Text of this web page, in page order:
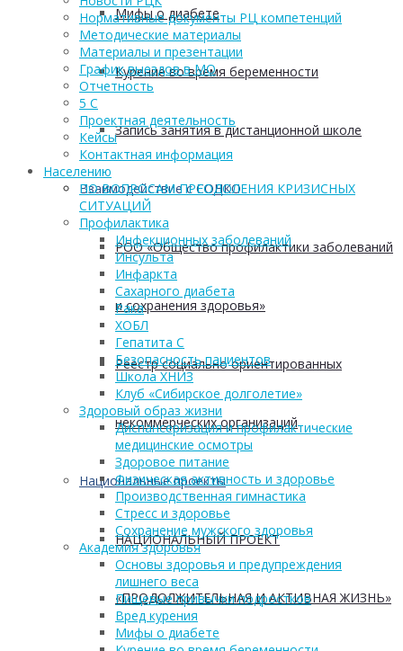
Мифы о диабете
Курение во время беременности
Запись занятия в дистанционной школе
Взаимодействие с СОНКО
РОО «Общество профилактики заболеваний
и сохранения здоровья»
Реестр социально ориентированных
некоммерческих организаций
Национальные проекты
НАЦИОНАЛЬНЫЙ ПРОЕКТ
«ПРОДОЛЖИТЕЛЬНАЯ И АКТИВНАЯ ЖИЗНЬ»
Нормативные документы РЦ компетенций
Методические материалы
Материалы и презентации
График выездов в МО
Отчетность
5 С
Проектная деятельность
Кейсы
Контактная информация
Населению
ПО ВОПРОСАМ ПРЕОДОЛЕНИЯ КРИЗИСНЫХ
СИТУАЦИЙ
Профилактика
Инфекционных заболеваний
Инсульта
Инфаркта
Сахарного диабета
Рака
ХОБЛ
Гепатита С
Безопасность пациентов
Школа ХНИЗ
Клуб «Сибирское долголетие»
Здоровый образ жизни
Диспансеризация и профилактические
медицинские осмотры
Здоровое питание
Физическая активность и здоровье
Производственная гимнастика
Стресс и здоровье
Сохранение мужского здоровья
Академия здоровья
Основы здоровья и предупреждения
лишнего веса
Пищевые привычки подростков
Вред курения
Мифы о диабете